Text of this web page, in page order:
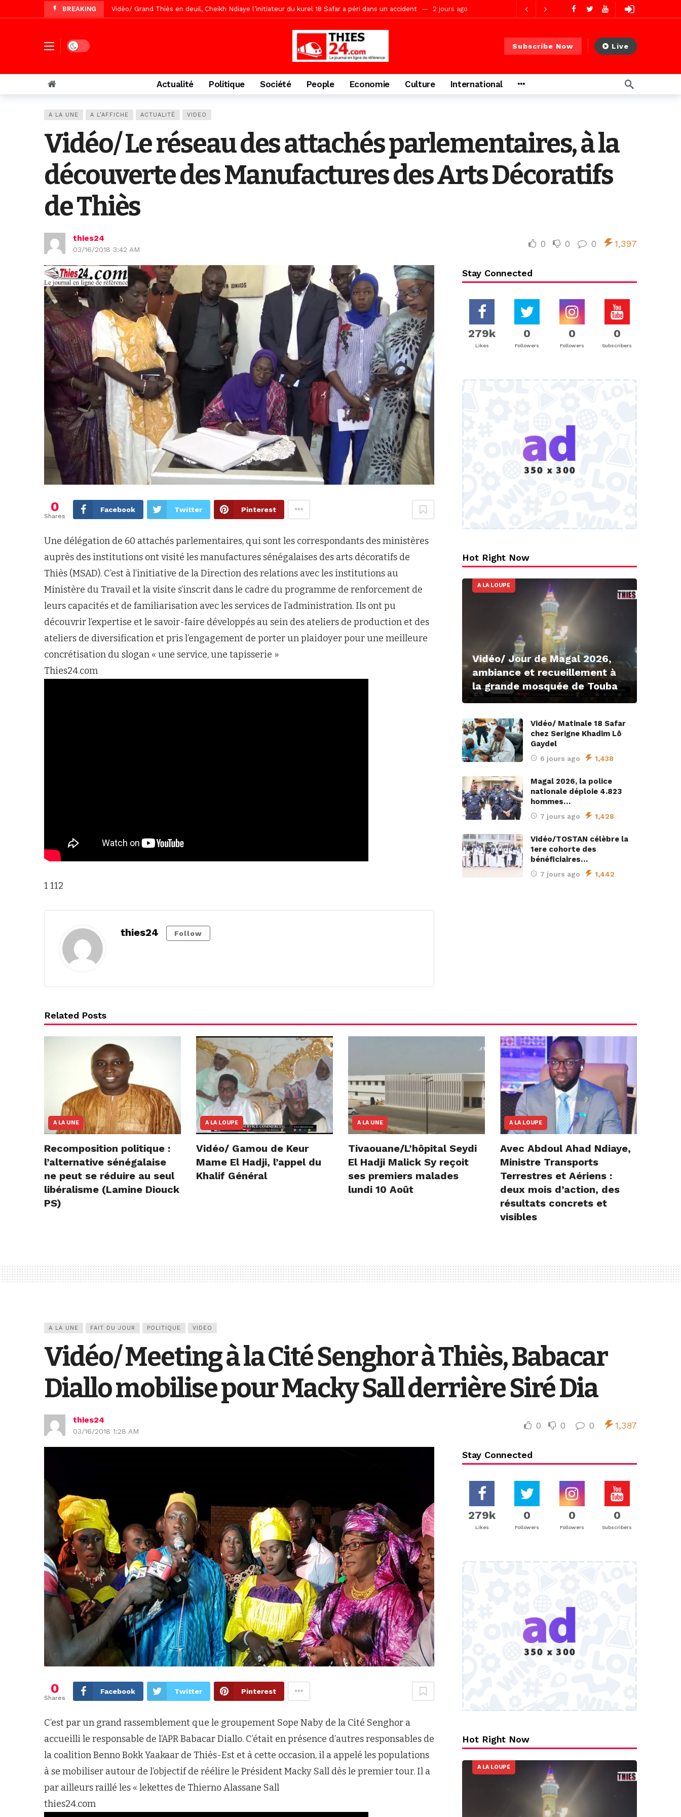
BREAKING Vidéo/Gamou Bakhdad chez Boroom Ndaam, sécurité, eau, au coeur des priorités 2 jours ago
Vidéo/Chérif Nehma Aïdara Diamaguène Nimzath Thiès, mesures annoncées pour une réussite
Autoroute Dakar-Saint Louis, les récriminations des populations de Pambal 14 heures ago
Dark mode Subscribe Now Live
Actualité Politique Société People Economie Culture International
A LA UNE A L’AFFICHE ACTUALITÉ VIDEO
Vidéo/ Le réseau des attachés parlementaires, à la
découverte des Manufactures des Arts Décoratifs
de Thiès
thies24
03/16/2018 3:42 AM
0 0 0 1,397
0
Shares
Facebook Twitter Pinterest
Une délégation de 60 attachés parlementaires, qui sont les correspondants des ministères
auprès des institutions ont visité les manufactures sénégalaises des arts décoratifs de
Thiès (MSAD). C’est à l’initiative de la Direction des relations avec les institutions au
Ministère du Travail et la visite s’inscrit dans le cadre du programme de renforcement de
leurs capacités et de familiarisation avec les services de l’administration. Ils ont pu
découvrir l’expertise et le savoir-faire développés au sein des ateliers de production et des
ateliers de diversification et pris l’engagement de porter un plaidoyer pour une meilleure
concrétisation du slogan « une service, une tapisserie »
Thies24.com
1 112
thies24 Follow
Stay Connected
279k
Likes
0
Followers
0
Followers
0
Subscribers
Hot Right Now
A LA LOUPE
Vidéo/ Jour de Magal 2026,
ambiance et recueillement à
la grande mosquée de Touba
Vidéo/ Matinale 18 Safar
chez Serigne Khadim Lô
Gaydel
6 jours ago 1,438
Magal 2026, la police
nationale déploie 4.823
hommes…
7 jours ago 1,428
Vidéo/TOSTAN célèbre la
1ere cohorte des
bénéficiaires…
7 jours ago 1,442
Related Posts
A LA UNE
Recomposition politique :
l’alternative sénégalaise
ne peut se réduire au seul
libéralisme (Lamine Diouck
PS)
A LA LOUPE
Vidéo/ Gamou de Keur
Mame El Hadji, l’appel du
Khalif Général
A LA UNE
Tivaouane/L’hôpital Seydi
El Hadji Malick Sy reçoit
ses premiers malades
lundi 10 Août
A LA LOUPE
Avec Abdoul Ahad Ndiaye,
Ministre Transports
Terrestres et Aériens :
deux mois d’action, des
résultats concrets et
visibles
A LA UNE FAIT DU JOUR POLITIQUE VIDEO
Vidéo/ Meeting à la Cité Senghor à Thiès, Babacar
Diallo mobilise pour Macky Sall derrière Siré Dia
thies24
03/16/2018 1:28 AM
0 0 0 1,387
0
Shares
Facebook Twitter Pinterest
C’est par un grand rassemblement que le groupement Sope Naby de la Cité Senghor a
accueilli le responsable de l’APR Babacar Diallo. C’était en présence d’autres responsables de
la coalition Benno Bokk Yaakaar de Thiès-Est et à cette occasion, il a appelé les populations
à se mobiliser autour de l’objectif de réélire le Président Macky Sall dès le premier tour. Il a
par ailleurs raillé les « lekettes de Thierno Alassane Sall
thies24.com
Stay Connected
279k
Likes
0
Followers
0
Followers
0
Subscribers
Hot Right Now
A LA LOUPE